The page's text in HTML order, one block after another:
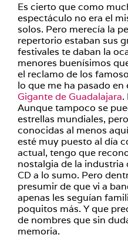
Es cierto que como
espectáculo no era el
solos. Pero merecía la
repertorio estaban sus
festivales te daban la
menores buenísimos
el reclamo de los
lo que me ha pasado en
Gigante de Guadalajara.
Aunque tampoco se
estrellas mundiales,
conocidas al menos
esté muy puesto al día
actual, tengo que
nostalgia de la industria
CD a lo sumo. Pero
presumir de que vi a
apenas les seguían
poquitos más. Y que
de nombres que sin
memoria.